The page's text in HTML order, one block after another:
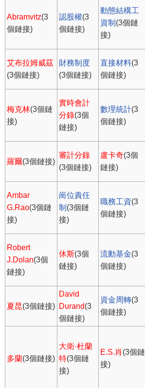
Abramvitz(3
個鏈接)
認股權(3
個鏈接)
動態結構工
資制 (3個鏈
接)
艾布拉姆威茲
(3個鏈接)
財務制度
(3個鏈接)
直接材料(3
個鏈接)
梅克林(3個鏈
接)
實時會計
分錄(3個
鏈接)
數理統計(3
個鏈接)
羅爾(3個鏈接)
審計分錄
(3個鏈接)
盧卡奇(3個
鏈接)
Ambar
G.Rao(3個鏈
接)
崗位責任
制 (3個鏈
接)
職務工資(3
個鏈接)
Robert
J.Dolan(3個
鏈接)
休斯(3個
鏈接)
流動基金(3
個鏈接)
夏昆(3個鏈接)
David
Durand(3
個鏈接)
資金周轉(3
個鏈接)
多蘭(3個鏈接)
大衛·杜蘭
特(3個鏈
接)
E.S.肖 (3個鏈
接)